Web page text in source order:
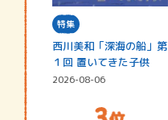
特集
西川美和「深海の船」第
１回 置いてきた子供
2026-08-06